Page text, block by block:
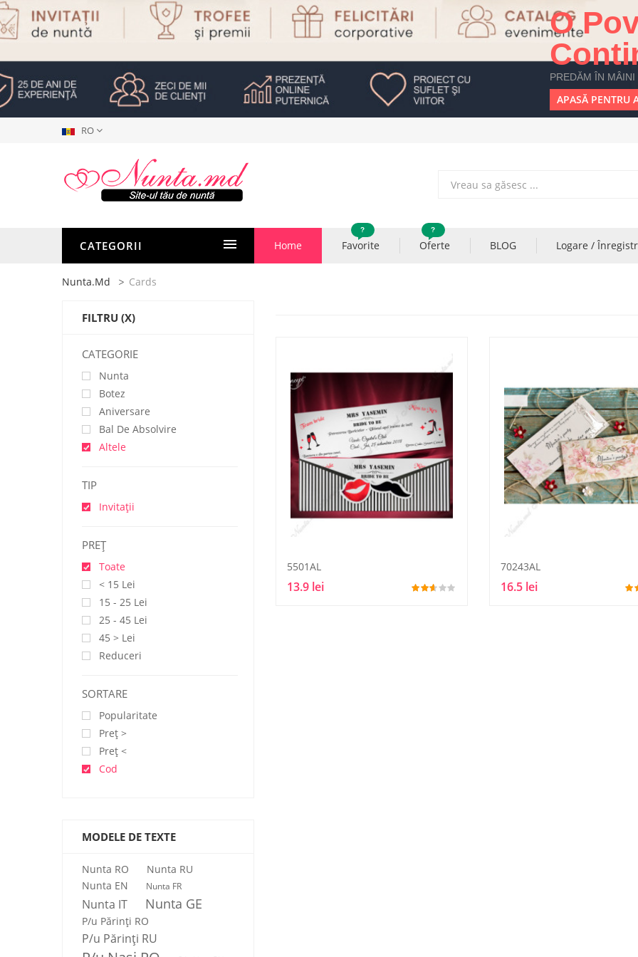
O
PREDĂM ÎN MÂINI
APASĂ PENTRU
RO
CATEGORII Home Favorite
?
Oferte
?
BLOG Logare /
Nunta.md Cards
FILTRU (X)
CATEGORIE
Nunta
Botez
Aniversare
Bal De Absolvire
Altele
TIP
Invitații
PREŢ
Toate
< 15 Lei
15 - 25 Lei
25 - 45 Lei
45 > Lei
Reduceri
SORTARE
Popularitate
Preţ >
Preţ <
Cod
MODELE DE TEXTE
Nunta RO
Nunta RU
Nunta EN
Nunta FR
Nunta IT Nunta GE
P/u Părinți RO
P/u Părinți RU
5501AL
13.9 lei
70243AL
16.5 lei